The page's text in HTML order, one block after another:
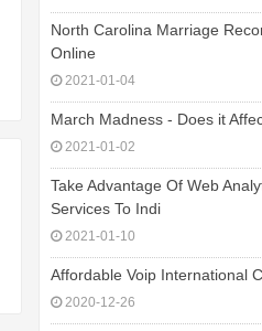
North Carolina Marriage
Online
2021-01-04
March Madness - Does it
2021-01-02
Take Advantage Of Web
Services To Indi
2021-01-10
Affordable Voip International
2020-12-26